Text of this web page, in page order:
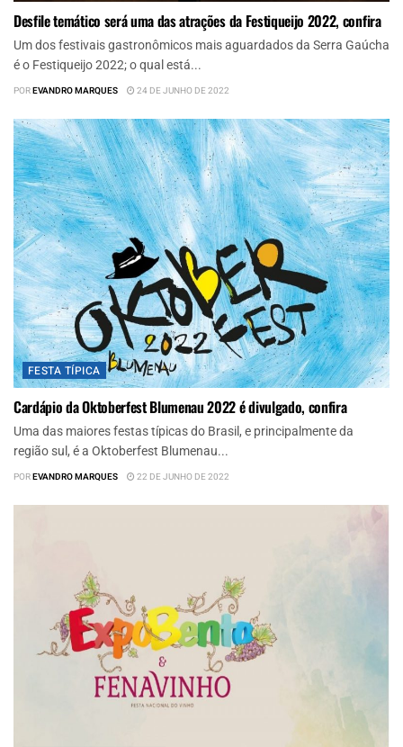
Desfile temático será uma das atrações da Festiqueijo 2022, confira
Um dos festivais gastronômicos mais aguardados da Serra Gaúcha
é o Festiqueijo 2022; o qual está...
POREVANDRO MARQUES 24 DE JUNHO DE 2022
FESTA TÍPICA
Cardápio da Oktoberfest Blumenau 2022 é divulgado, confira
Uma das maiores festas típicas do Brasil, e principalmente da
região sul, é a Oktoberfest Blumenau...
POREVANDRO MARQUES 22 DE JUNHO DE 2022